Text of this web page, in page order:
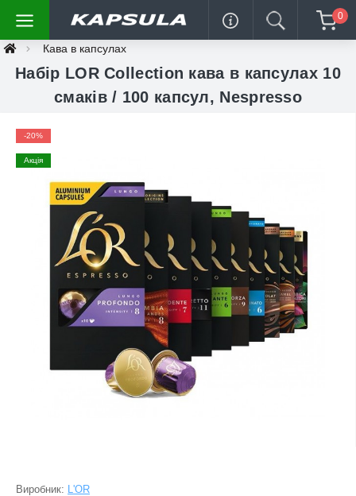
0
Кава в капсулах
Набір LOR Collection кава в капсулах 10
смакiв / 100 капсул, Nespresso
-20%
Акція
Виробник: L'OR